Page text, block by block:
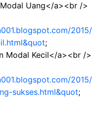
Uang</a><br />
2015/
;
Modal Kecil</a><br />
2015/
sukses.html&quot;